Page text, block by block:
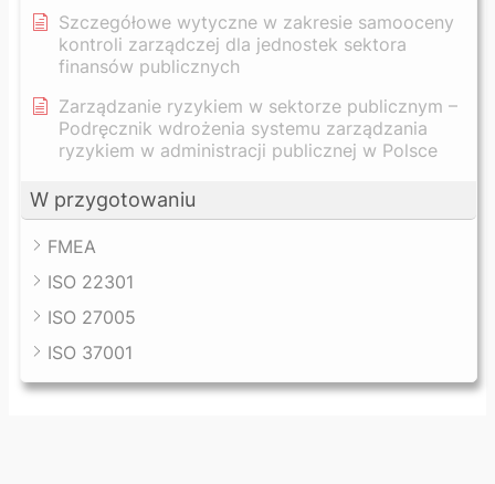
Szczegółowe wytyczne w zakresie samooceny
kontroli zarządczej dla jednostek sektora
finansów publicznych
Zarządzanie ryzykiem w sektorze publicznym –
Podręcznik wdrożenia systemu zarządzania
ryzykiem w administracji publicznej w Polsce
W przygotowaniu
FMEA
ISO 22301
ISO 27005
ISO 37001